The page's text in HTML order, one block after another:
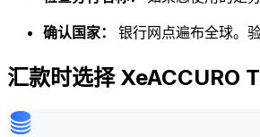
确认国家： 银行网点遍布全球。
汇款时选择 XeACCURO